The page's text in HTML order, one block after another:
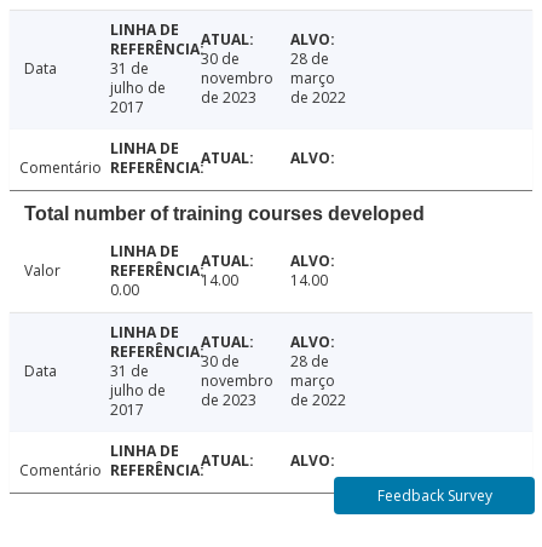
Data
31 de
julho de
2017
30 de
novembro
de 2023
28 de
março
de 2022
Comentário
Total number of training courses developed
Valor
0.00
14.00 14.00
Data
31 de
julho de
2017
30 de
novembro
de 2023
28 de
março
de 2022
Comentário
Feedback Survey